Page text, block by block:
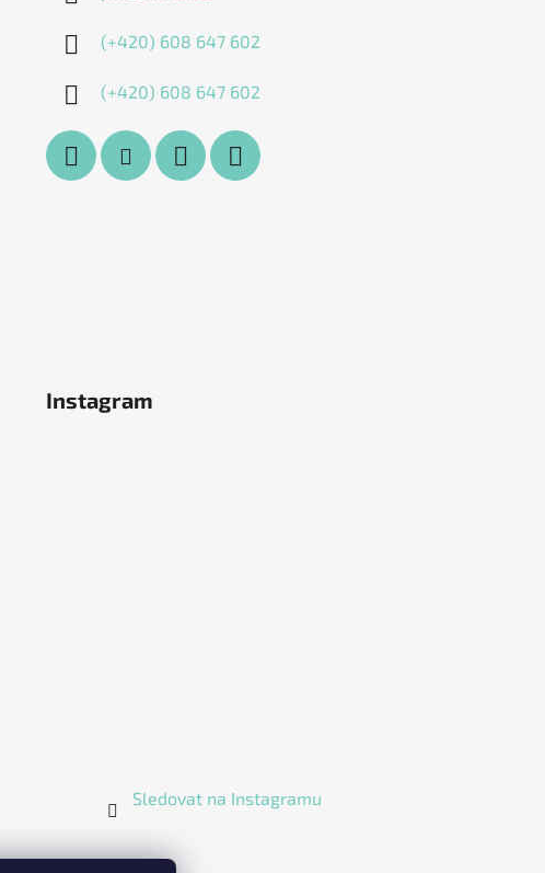
(+420) 608 647 602
(+420) 608 647 602
Instagram
Sledovat na Instagramu